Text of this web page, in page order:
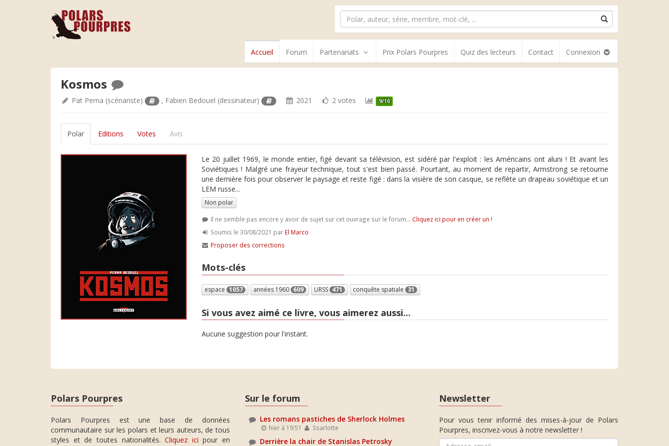
Accueil Forum Partenariats Prix Polars Pourpres Quiz des lecteurs Contact Connexion
Kosmos
Pat Perna (scénariste) , Fabien Bedouel (dessinateur) 2021 2 votes 9/10
Polar Editions Votes Avis
Le 20 juillet 1969, le monde entier, figé devant sa télévision, est sidéré par l'exploit : les Américains ont aluni ! Et avant les
Soviétiques ! Malgré une frayeur technique, tout s'est bien passé. Pourtant, au moment de repartir, Armstrong se retourne
une dernière fois pour observer le paysage et reste figé : dans la visière de son casque, se reflète un drapeau soviétique et un
LEM russe...
Non polar
Il ne semble pas encore y avoir de sujet sur cet ouvrage sur le forum... Cliquez ici pour en créer un !
Soumis le 30/08/2021 par El Marco
Proposer des corrections
Mots-clés
espace 1057 années 1960 609 URSS 471 conquête spatiale 31
Si vous avez aimé ce livre, vous aimerez aussi...
Aucune suggestion pour l'instant.
Polars Pourpres
Polars Pourpres est une base de données
communautaire sur les polars et leurs auteurs, de tous
styles et de toutes nationalités.Cliquez ici pour en
Sur le forum
Les romans pastiches de Sherlock Holmes
hier à 19:51 Ssarlotte
Derrière la chair de Stanislas Petrosky
Newsletter
Pour vous tenir informé des mises-à-jour de Polars
Pourpres, inscrivez-vous à notre newsletter !